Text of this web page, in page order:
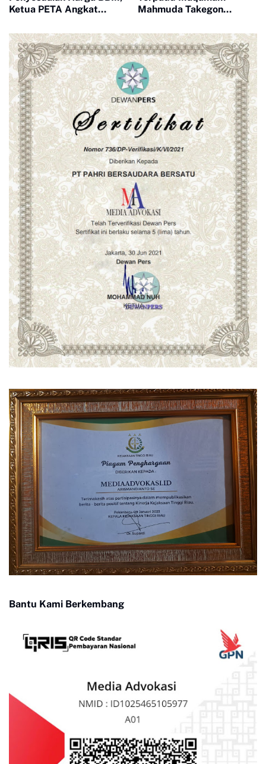
Ketua PETA Angkat
Mahmuda Takegon
Lembu Dan Dua Kambing
Di Hari Raya Aidul Adha
1443 H.
Bantu Kami Berkembang